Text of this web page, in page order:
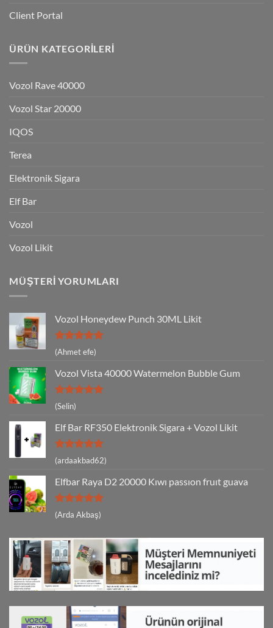
Client Portal
ÜRÜN KATEGORILERI
Vozol Rave 40000
Vozol Star 20000
IQOS
Terea
Elektronik Sigara
Elf Bar
Vozol
Vozol Likit
MÜŞTERI YORUMLARI
Vozol Honeydew Punch 30ML Likit
5 üzerinden
5
(Ahmet efe)
Vozol Vista 40000 Watermelon Bubble Gum
5 üzerinden
5
oy aldı
(Selin)
Elf Bar RF350 Elektronik Sigara + Vozol Likit
5 üzerinden
5
(ardaakbad62)
Elfbar Raya D2 20000 Kıwı passıon fruıt guava
5 üzerinden
5
(Arda Akbaş)